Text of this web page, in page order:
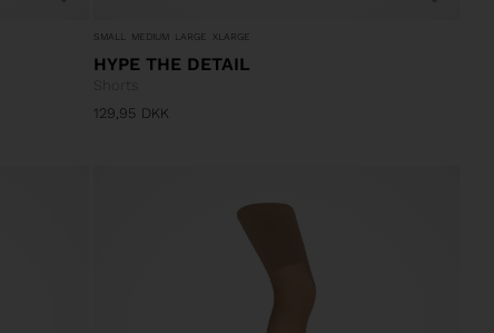
SMALL MEDIUM LARGE XLARGE
HYPE THE DETAIL
129,95 DKK